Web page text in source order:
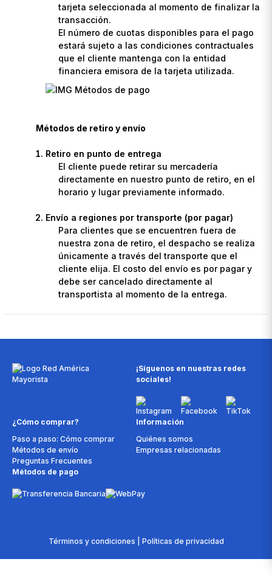
tarjeta seleccionada al momento de finalizar la
transacción.
El número de cuotas disponibles para el pago
estará sujeto a las condiciones contractuales
que el cliente mantenga con la entidad
financiera emisora de la tarjeta utilizada.
Métodos de retiro y envío
Retiro en punto de entrega
El cliente puede retirar su mercadería
directamente en nuestro punto de retiro, en el
horario y lugar previamente informado.
Envío a regiones por transporte (por pagar)
Para clientes que se encuentren fuera de
nuestra zona de retiro, el despacho se realiza
únicamente a través del transporte que el
cliente elija. El costo del envío es por pagar y
debe ser cancelado directamente al
transportista al momento de la entrega.
¡Síguenos en nuestras redes
sociales!
¿Cómo comprar?
Paso a paso: Cómo comprar
Métodos de envío
Preguntas Frecuentes
Información
Quiénes somos
Empresas relacionadas
Métodos de pago
Términos y condiciones | Políticas de privacidad